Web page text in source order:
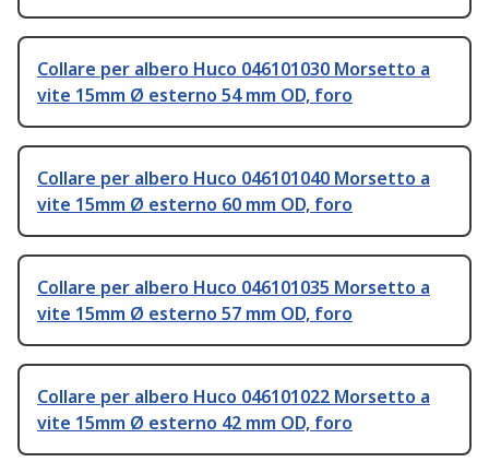
Collare per albero Huco 046101030 Morsetto a
vite 15mm Ø esterno 54 mm OD, foro
Collare per albero Huco 046101040 Morsetto a
vite 15mm Ø esterno 60 mm OD, foro
Collare per albero Huco 046101035 Morsetto a
vite 15mm Ø esterno 57 mm OD, foro
Collare per albero Huco 046101022 Morsetto a
vite 15mm Ø esterno 42 mm OD, foro